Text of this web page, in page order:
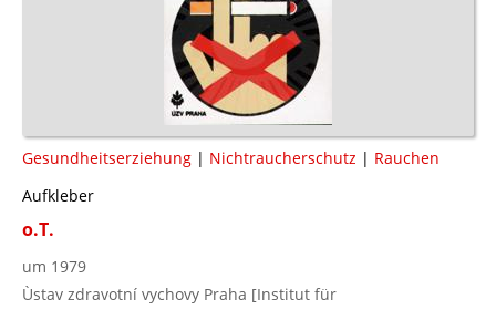
Gesundheitserziehung | Nichtraucherschutz | Rauchen
Aufkleber
o.T.
um 1979
Ùstav zdravotní vychovy Praha [Institut für